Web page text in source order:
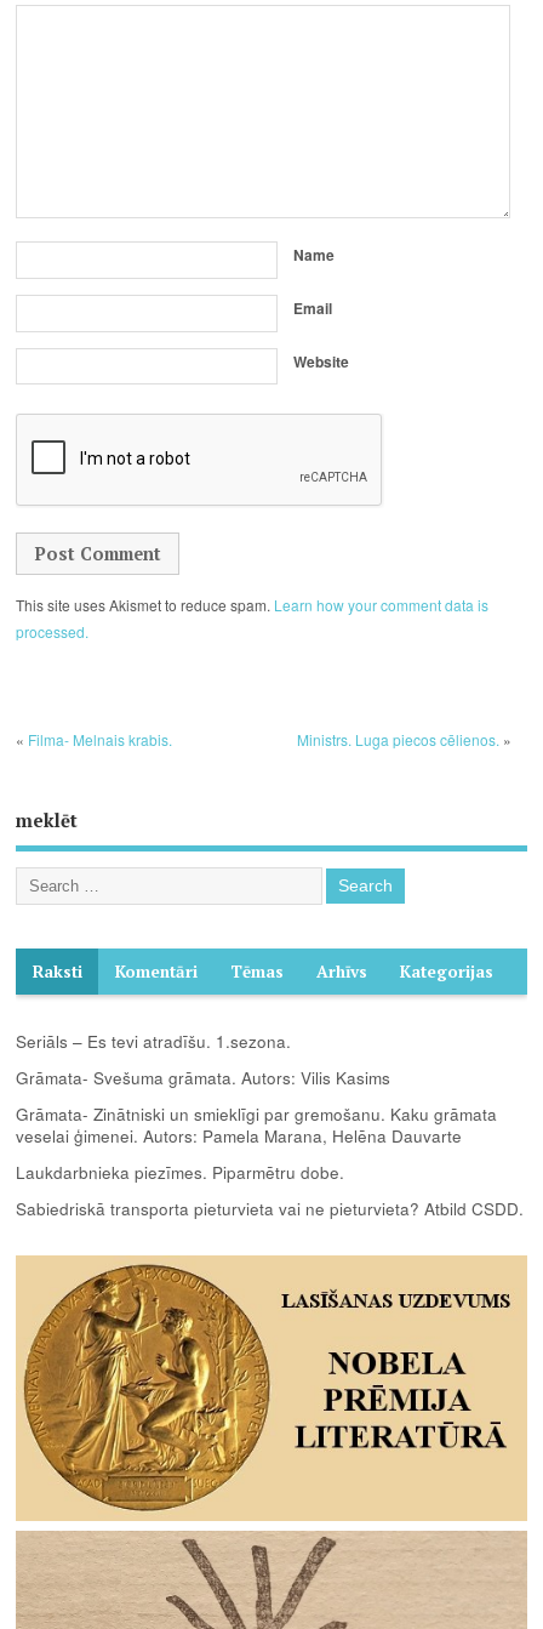
Name
Email
Website
This site uses Akismet to reduce spam. Learn how your comment data is
processed.
« Filma- Melnais krabis. Ministrs. Luga piecos cēlienos. »
meklēt
Raksti Komentāri Tēmas Arhīvs Kategorijas
Seriāls – Es tevi atradīšu. 1.sezona.
Grāmata- Svešuma grāmata. Autors: Vilis Kasims
Grāmata- Zinātniski un smieklīgi par gremošanu. Kaku grāmata
veselai ģimenei. Autors: Pamela Marana, Helēna Dauvarte
Laukdarbnieka piezīmes. Piparmētru dobe.
Sabiedriskā transporta pieturvieta vai ne pieturvieta? Atbild CSDD.